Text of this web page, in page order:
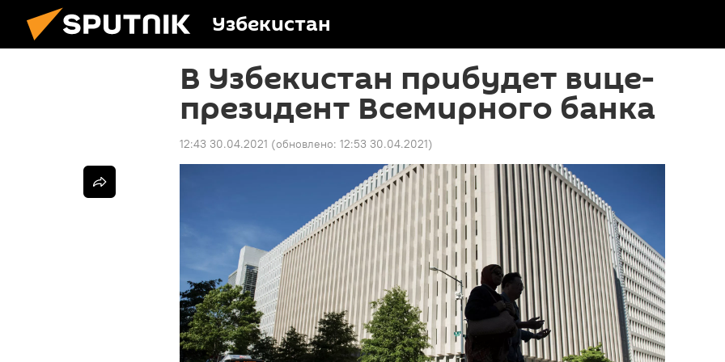
Узбекистан
В Узбекистан прибудет вице-
президент Всемирного банка
12:43 30.04.2021 (обновлено: 12:53 30.04.2021)